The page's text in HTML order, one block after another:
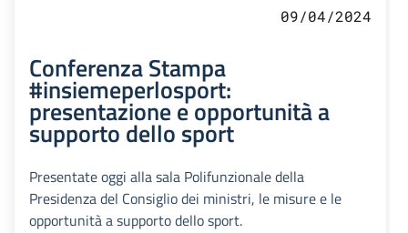
09/04/2024
Conferenza Stampa
#insiemeperlosport:
presentazione e opportunità a
supporto dello sport
Presentate oggi alla sala Polifunzionale della
Presidenza del Consiglio dei ministri, le misure e le
opportunità a supporto dello sport.